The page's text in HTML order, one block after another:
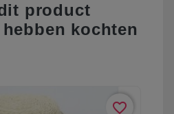
product
kochten
favorite_border